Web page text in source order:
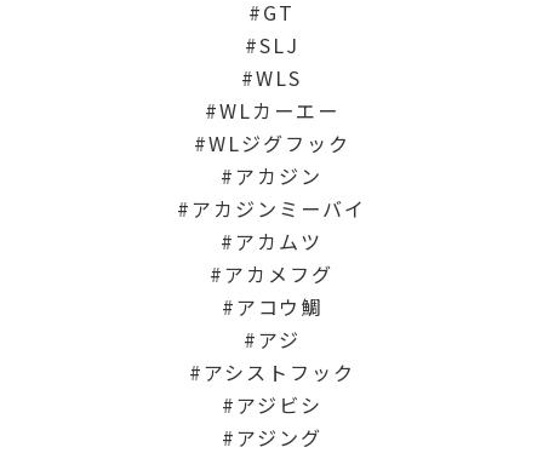
GT
SLJ
WLS
WLカーエー
WLジグフック
アカジン
アカジンミーバイ
アカムツ
アカメフグ
アコウ鯛
アジ
アシストフック
アジビシ
アジング